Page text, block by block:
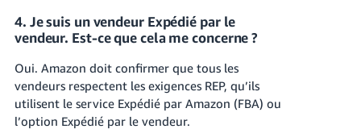
4. Je suis un vendeur Expédié par le
vendeur. Est-ce que cela me concerne ?
Oui. Amazon doit confirmer que tous les
vendeurs respectent les exigences REP, qu’ils
utilisent le service Expédié par Amazon (FBA) ou
l’option Expédié par le vendeur.